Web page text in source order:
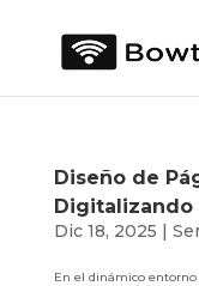
Diseño de
Digitalizando
Dic 18, 2025 |
En el dinámico